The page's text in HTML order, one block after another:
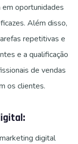
oportunidades
Além disso,
repetitivas e
e a qualificação
de vendas
os clientes.
digital